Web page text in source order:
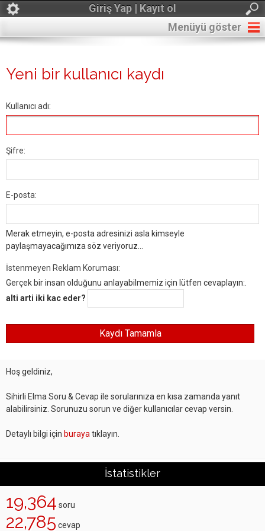
Giriş Yap | Kayıt ol
Menüyü göster
Yeni bir kullanıcı kaydı
Kullanıcı adı:
Şifre:
E-posta:
Merak etmeyin, e-posta adresinizi asla kimseyle
paylaşmayacağımıza söz veriyoruz...
İstenmeyen Reklam Koruması:
Gerçek bir insan olduğunu anlayabilmemiz için lütfen cevaplayın:.
alti arti iki kac eder?
Hoş geldiniz,
Sihirli Elma Soru & Cevap ile sorularınıza en kısa zamanda yanıt
alabilirsiniz. Sorunuzu sorun ve diğer kullanıcılar cevap versin.
Detaylı bilgi için buraya tıklayın.
İstatistikler
19,364 soru
22,785 cevap